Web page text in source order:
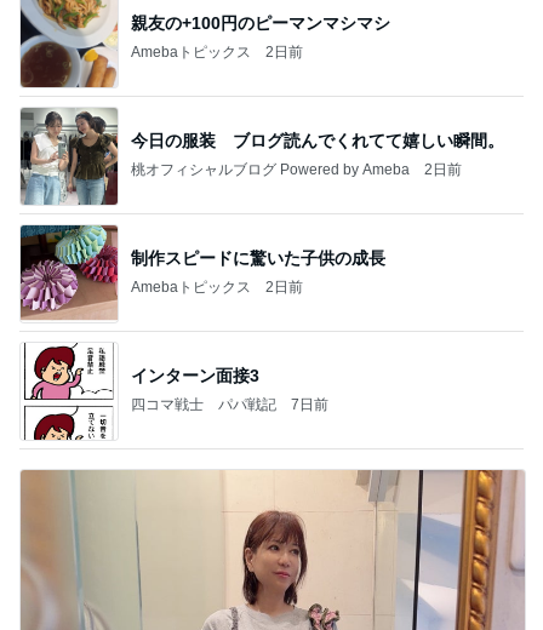
親友の+100円のピーマンマシマシ
Amebaトピックス 2日前
今日の服装 ブログ読んでくれてて嬉しい瞬間。
桃オフィシャルブログ Powered by Ameba 2日前
制作スピードに驚いた子供の成長
Amebaトピックス 2日前
インターン面接3
四コマ戦士 パパ戦記 7日前